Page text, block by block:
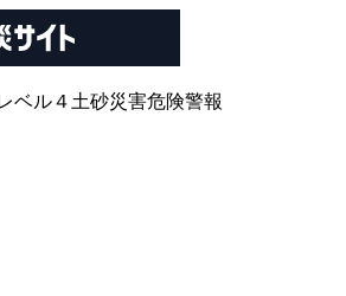
ベル４土砂災害危険警報